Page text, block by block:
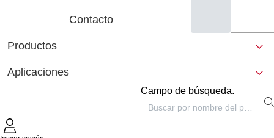
Contacto
Productos
Aplicaciones
Campo de búsqueda.